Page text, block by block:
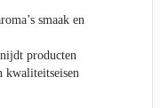
smaak en
producten
kwaliteitseisen